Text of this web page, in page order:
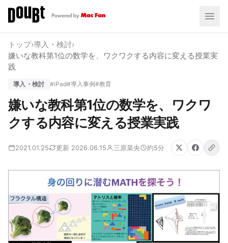
トップ›導入・検討›
嫌いな教科第1位の数学を、ワクワクする内容に変える授業実
践
導入・検討 #iPad#導入事例#教育
嫌いな教科第1位の数学を、ワクワ
クする内容に変える授業実践
2021.01.25 更新 2026.06.15 三原菜央 約5分